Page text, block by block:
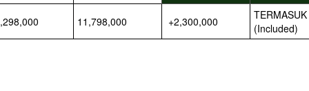
11,798,000 +2,300,000
TERMASUK
(Included)